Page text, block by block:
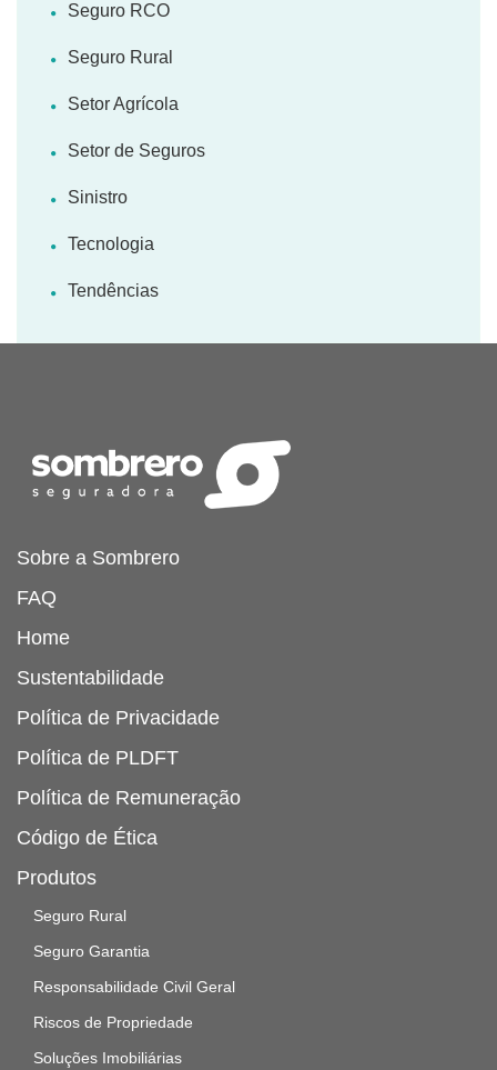
Seguro RCO
Seguro Rural
Setor Agrícola
Setor de Seguros
Sinistro
Tecnologia
Tendências
Sobre a Sombrero
FAQ
Home
Sustentabilidade
Política de Privacidade
Política de PLDFT
Política de Remuneração
Código de Ética
Produtos
Seguro Rural
Seguro Garantia
Responsabilidade Civil Geral
Riscos de Propriedade
Soluções Imobiliárias